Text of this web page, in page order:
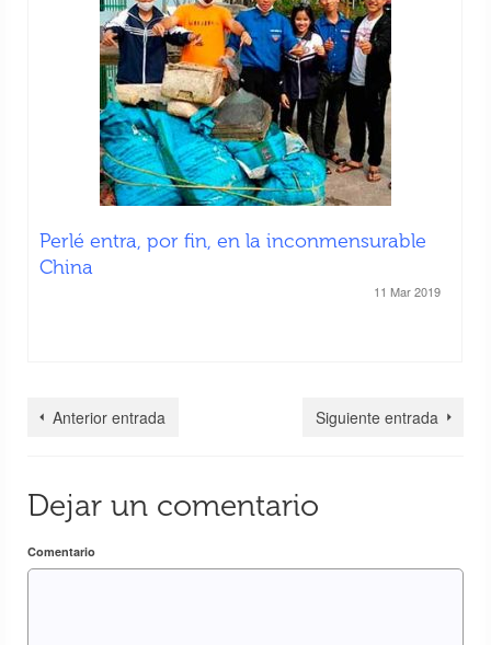
Perlé entra, por fin, en la inconmensurable
China
11 Mar 2019
Anterior entrada Siguiente entrada
Dejar un comentario
Comentario